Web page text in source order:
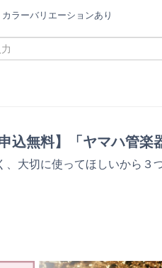
カラーバリエーションあり
申込無料】「ヤマハ管
、大切に使ってほしいから３